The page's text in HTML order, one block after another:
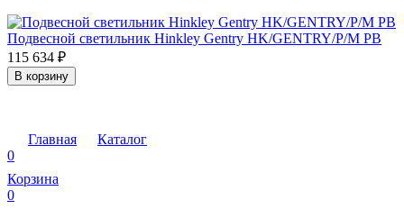
Подвесной светильник Hinkley Gentry HK/GENTRY/P/M PB
115 634 ₽
В корзину
Главная
Каталог
0
Корзина
0